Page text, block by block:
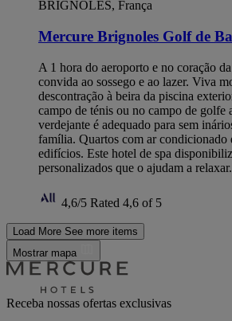
BRIGNOLES, França
Mercure Brignoles Golf de
A 1 hora do aeroporto e no coração
convida ao sossego e ao lazer. Viva
descontração à beira da piscina
campo de ténis ou no campo de golfe
verdejante é adequado para sem
família. Quartos com ar condicionado
edifícios. Este hotel de spa
personalizados que o ajudam a relaxar.
4,6/5 Rated 4,6 of 5
Load More See more items
Mostrar mapa
Receba nossas ofertas exclusivas